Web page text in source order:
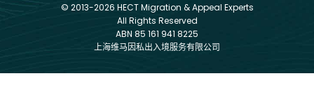
© 2013-2026 HECT Migration & Appeal Experts
All Rights Reserved
ABN 85 161 941 8225
上海维马因私出入境服务有限公司